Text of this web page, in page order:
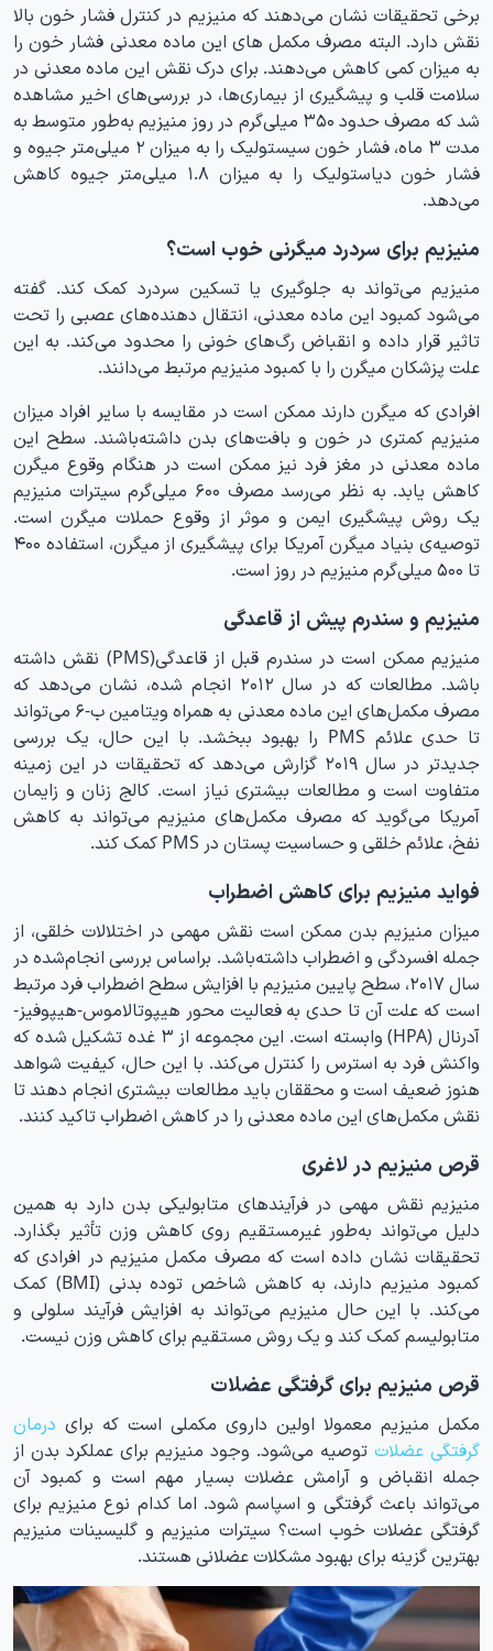
برخی تحقیقات نشان می‌دهند که منیزیم در کنترل فشار خون بالا
نقش دارد. البته مصرف مکمل های این ماده معدنی فشار خون را
به میزان کمی کاهش می‌دهند. برای درک نقش این ماده معدنی در
سلامت قلب و پیشگیری از بیماری‌ها، در بررسی‌های اخیر مشاهده
شد که مصرف حدود ۳۵۰ میلی‌گرم در روز منیزیم به‌طور متوسط ​​به
مدت ۳ ماه، فشار خون سیستولیک را به میزان ۲ میلی‌متر جیوه و
فشار خون دیاستولیک را به میزان ۱.۸ میلی‌متر جیوه کاهش
می‌دهد.
منیزیم برای سردرد میگرنی خوب است؟
منیزیم می‌تواند به جلوگیری یا تسکین سردرد کمک کند. گفته
می‌شود کمبود این ماده معدنی، انتقال دهنده‌های عصبی را تحت
تاثیر قرار داده و انقباض رگ‌های خونی را محدود می‌کند. به این
علت پزشکان میگرن را با کمبود منیزیم مرتبط می‌دانند.
افرادی که میگرن دارند ممکن است در مقایسه با سایر افراد میزان
منیزیم کمتری در خون و بافت‌های بدن داشته‌باشند. سطح این
ماده معدنی در مغز فرد نیز ممکن است در هنگام وقوع میگرن
کاهش یابد. به نظر می‌رسد مصرف ۶۰۰ میلی‌گرم سیترات منیزیم
یک روش پیشگیری ایمن و موثر از وقوع حملات میگرن است.
توصیه‌ی بنیاد میگرن آمریکا برای پیشگیری از میگرن، استفاده ۴۰۰
تا ۵۰۰ میلی‌گرم منیزیم در روز است.
منیزیم و سندرم پیش از قاعدگی
منیزیم ممکن است در سندرم قبل از قاعدگی(PMS) نقش داشته
باشد. مطالعات که در سال ۲۰۱۲ انجام شده، نشان می‌دهد که
مصرف مکمل‌های این ماده معدنی به همراه ویتامین ب-۶ می‌تواند
تا حدی علائم PMS را بهبود ببخشد. با این حال، یک بررسی
جدیدتر در سال ۲۰۱۹ گزارش می‌دهد که تحقیقات در این زمینه
متفاوت است و مطالعات بیشتری نیاز است. کالج زنان و زایمان
آمریکا می‌گوید که مصرف مکمل‌های منیزیم می‌تواند به کاهش
نفخ، علائم خلقی و حساسیت پستان در PMS کمک کند.
فواید منیزیم برای کاهش اضطراب
میزان منیزیم بدن ممکن است نقش مهمی در اختلالات خلقی، از
جمله افسردگی و اضطراب داشته‌باشد. براساس بررسی انجام‌شده در
سال ۲۰۱۷، سطح پایین منیزیم با افزایش سطح اضطراب فرد مرتبط
است که علت آن تا حدی به فعالیت محور هیپوتالاموس-هیپوفیز-
آدرنال (HPA) وابسته است. این مجموعه از ۳ غده تشکیل شده که
واکنش فرد به استرس را کنترل می‌کند. با این حال، کیفیت شواهد
هنوز ضعیف است و محققان باید مطالعات بیشتری انجام دهند تا
نقش مکمل‌های این ماده معدنی را در کاهش اضطراب تاکید کنند.
قرص منیزیم در لاغری
منیزیم نقش مهمی در فرآیندهای متابولیکی بدن دارد به همین
دلیل می‌تواند به‌طور غیرمستقیم روی کاهش وزن تأثیر بگذارد.
تحقیقات نشان داده است که مصرف مکمل منیزیم در افرادی که
کمبود منیزیم دارند، به کاهش شاخص توده بدنی (BMI) کمک
می‌کند. با این حال منیزیم می‌تواند به افزایش فرآیند سلولی و
متابولیسم کمک کند و یک روش مستقیم برای کاهش وزن نیست.
قرص منیزیم برای گرفتگی عضلات
مکمل منیزیم معمولا اولین داروی مکملی است که برای درمان
گرفتگی عضلات توصیه می‌شود. وجود منیزیم برای عملکرد بدن از
جمله انقباض و آرامش عضلات بسیار مهم است و کمبود آن
می‌تواند باعث گرفتگی و اسپاسم شود. اما کدام نوع منیزیم برای
گرفتگی عضلات خوب است؟ سیترات منیزیم و گلیسینات منیزیم
بهترین گزینه برای بهبود مشکلات عضلانی هستند.